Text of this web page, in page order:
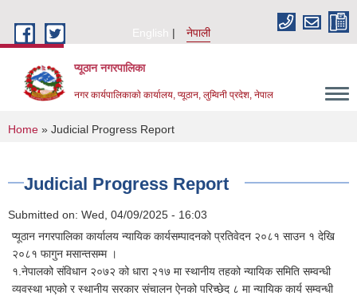
English
नेपाली
प्यूठान नगरपालिका
नगर कार्यपालिकाकाे कार्यालय, प्यूठान, लुम्विनी प्रदेश, नेपाल
You are here
Home » Judicial Progress Report
Judicial Progress Report
Submitted on: Wed, 04/09/2025 - 16:03
प्यूठान नगरपालिका कार्यालय न्यायिक कार्यसम्पादनको प्रतिवेदन २०८१ साउन १ देखि
२०८१ फागुन मसान्तसम्म ।
१.नेपालको संविधान २०७२ को धारा २१७ मा स्थानीय तहको न्यायिक समिति सम्वन्धी
व्यवस्था भएको र स्थानीय सरकार संचालन ऐनको परिच्छेद ८ मा न्यायिक कार्य सम्वन्धी